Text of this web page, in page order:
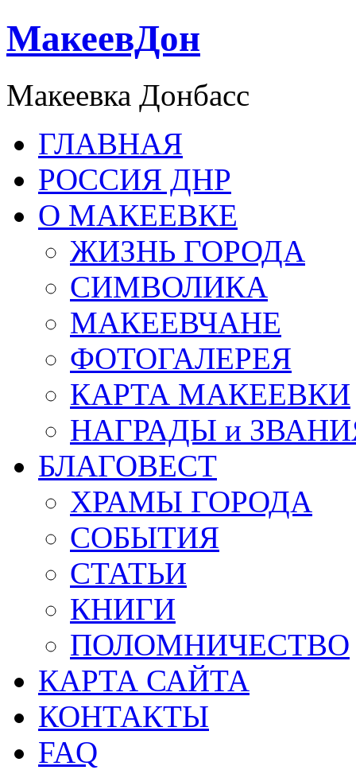
МакеевДон
Макеевка Донбасс
ГЛАВНАЯ
РОССИЯ ДНР
О МАКЕЕВКЕ
ЖИЗНЬ ГОРОДА
СИМВОЛИКА
МАКЕЕВЧАНЕ
ФОТОГАЛЕРЕЯ
КАРТА МАКЕЕВКИ
НАГРАДЫ и
БЛАГОВЕСТ
ХРАМЫ ГОРОДА
СОБЫТИЯ
СТАТЬИ
КНИГИ
ПОЛОМНИЧЕСТВО
КАРТА САЙТА
КОНТАКТЫ
FAQ